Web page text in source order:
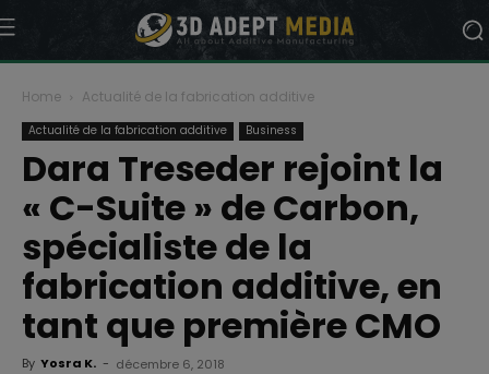
Home Actualité de la fabrication additive
Actualité de la fabrication additive Business
Dara Treseder rejoint la
« C-Suite » de Carbon,
spécialiste de la
fabrication additive, en
tant que première CMO
By Yosra K. - décembre 6, 2018